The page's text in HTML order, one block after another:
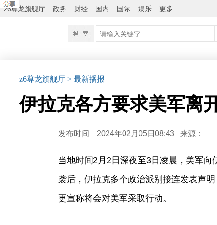
z6尊龙旗舰厅 政务 财经 国内 国际 娱乐 更多
z6尊龙旗舰厅 > 最新播报
伊拉克各方要求美军离
发布时间：2024年02月05日08:43 来源：
当地时间2月2日深夜至3日凌晨，美军
袭后，伊拉克多个政治派别接连发表声
更宣称将会对美军采取行动。